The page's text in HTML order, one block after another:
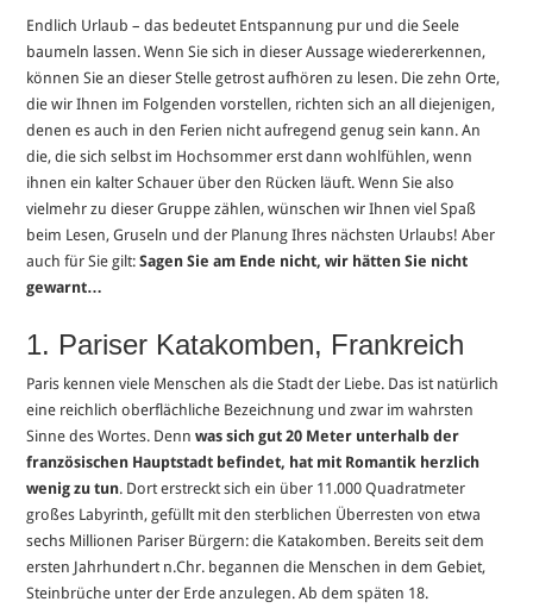
Endlich Urlaub – das bedeutet Entspannung pur und die Seele
baumeln lassen. Wenn Sie sich in dieser Aussage wiedererkennen,
können Sie an dieser Stelle getrost aufhören zu lesen. Die zehn Orte,
die wir Ihnen im Folgenden vorstellen, richten sich an all diejenigen,
denen es auch in den Ferien nicht aufregend genug sein kann. An
die, die sich selbst im Hochsommer erst dann wohlfühlen, wenn
ihnen ein kalter Schauer über den Rücken läuft. Wenn Sie also
vielmehr zu dieser Gruppe zählen, wünschen wir Ihnen viel Spaß
beim Lesen, Gruseln und der Planung Ihres nächsten Urlaubs! Aber
auch für Sie gilt:Sagen Sie am Ende nicht, wir hätten Sie nicht
gewarnt…
1. Pariser Katakomben, Frankreich
Paris kennen viele Menschen als die Stadt der Liebe. Das ist natürlich
eine reichlich oberflächliche Bezeichnung und zwar im wahrsten
Sinne des Wortes. Dennwas sich gut 20 Meter unterhalb der
französischen Hauptstadt befindet, hat mit Romantik herzlich
wenig zu tun. Dort erstreckt sich ein über 11.000 Quadratmeter
großes Labyrinth, gefüllt mit den sterblichen Überresten von etwa
sechs Millionen Pariser Bürgern: die Katakomben. Bereits seit dem
ersten Jahrhundert n.Chr. begannen die Menschen in dem Gebiet,
Steinbrüche unter der Erde anzulegen. Ab dem späten 18.